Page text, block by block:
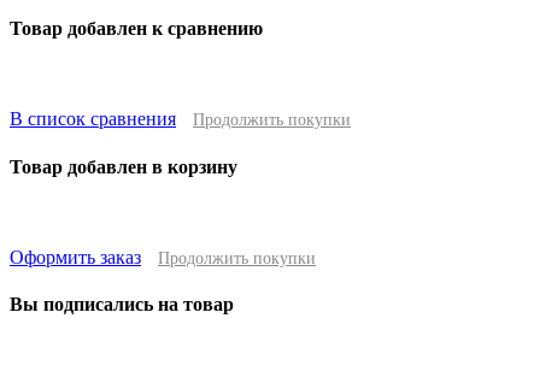
Товар добавлен к сравнению
В список сравнения Продолжить покупки
Товар добавлен в корзину
Оформить заказ Продолжить покупки
Вы подписались на товар